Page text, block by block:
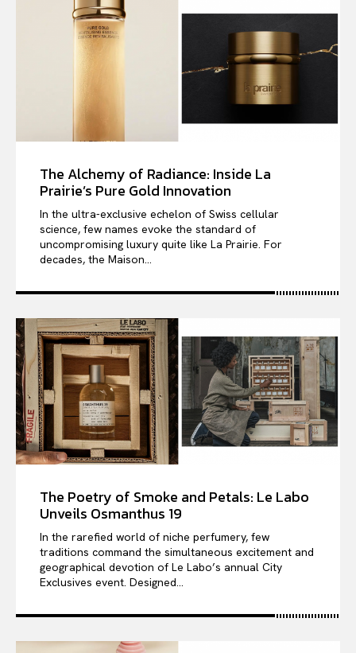
The Alchemy of Radiance: Inside La
Prairie’s Pure Gold Innovation
In the ultra-exclusive echelon of Swiss cellular
science, few names evoke the standard of
uncompromising luxury quite like La Prairie. For
decades, the Maison...
The Poetry of Smoke and Petals: Le Labo
Unveils Osmanthus 19
In the rarefied world of niche perfumery, few
traditions command the simultaneous excitement and
geographical devotion of Le Labo’s annual City
Exclusives event. Designed...